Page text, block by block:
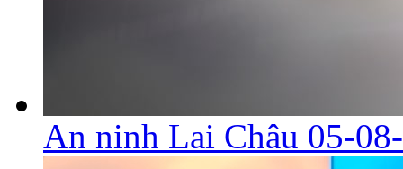
An ninh Lai Châu 05-